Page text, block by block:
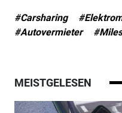
#Carsharing
#Autovermieter
#Miles
MEISTGELESEN